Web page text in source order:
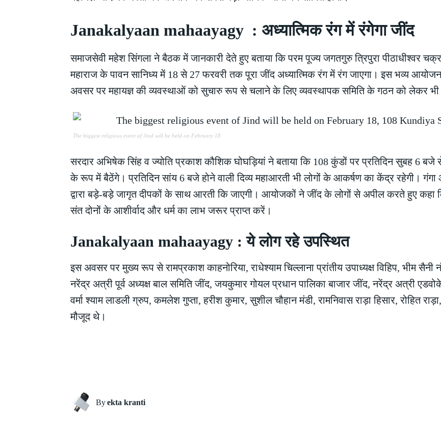
Janakalyaan mahaayagy : अध्यात्मिक रंग में रंगेगा जींद
समाजसेवी महेश सिंगला ने बैठक में जानकारी देते हुए बताया कि परम पूज्य जगतगुरु त्रिपुरा पीठाधीश्वर
महाराज के पावन सानिध्य में 18 से 27 फरवरी तक पूरा जींद अध्यात्मिक रंग में रंग जाएगा। इस भव्य
अवसर पर महायज्ञ की व्यवस्थाओं को सुचारु रूप से चलाने के लिए व्यवस्थापक समिति के गठन को लेकर भी
The biggest religious event of Jind will be held on February 18
सरदार अभिषेक सिंह व ज्योति प्रकाश कौशिक घोघड़ियां ने बताया कि 108 कुंडों पर प्रतिदिन सुबह 6
के रूप में बैठेंगे। प्रतिदिन सांय 6 बजे होने वाली दिव्य महाआरती भी लोगों के आकर्षण का केंद्र रहेगी। गंगा
द्वारा बड़े-बड़े जागृत दीपकों के साथ आरती कि जाएगी। आयोजकों ने जींद के लोगों से अपील करते हुए कहा
संत दोनों के आशीर्वाद और धर्म का लाभ जरूर प्राप्त करें।
Janakalyaan mahaayagy : ये लोग रहे उपस्थित
इस अवसर पर मुख्य रूप से रामप्रकाश काहनोरिया, राधेश्याम चिल्लाना प्रांतीय उपाध्यक्ष विहिप, भीम
नरेंद्र अत्री पूर्व अध्यक्ष बाल समिति जींद, जयकुमार गोयल प्रधान पालिका बाजार जींद, नरेंद्र अत्री
वर्मा श्याम लाडली ग्रुप, कमलेश गुप्ता, हरीश कुमार, सुशील चौहान मंडी, रामनिवास राड़ा हिसार, रोहित
मौजूद थे।
Byekta kranti